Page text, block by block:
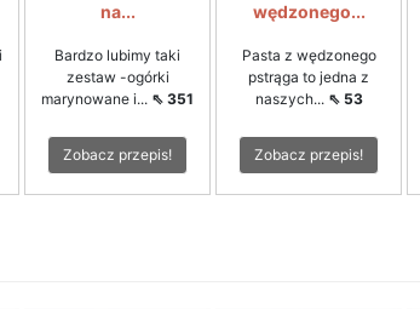
na...
Bardzo lubimy taki
zestaw -ogórki
marynowane i... ⇖ 351
Zobacz przepis!
wędzonego...
Pasta z wędzonego
pstrąga to jedna z
naszych... ⇖ 53
Zobacz przepis!